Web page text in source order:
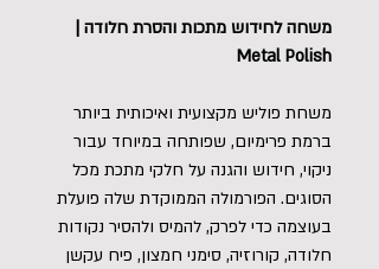
משחה לחידוש מתכות והסרת חלודה |
Metal Polish
משחת פוליש מקצועית ואיכותית ביותר
ברמת פרימיום, שפותחה במיוחד עבור
ניקוי, חידוש והגנה על חלקי מתכת מכל
הסוגים. הפורמולה הממוקדת שלה פועלת
בעוצמה כדי לפרק, להמיס ולהסיר נקודות
חלודה, קורוזיה, סימני חמצון, פיח עקשן